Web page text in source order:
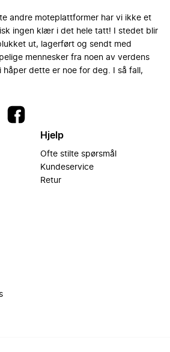
andre moteplattformer har vi ikke et
ingen klær i det hele tatt! I stedet blir
ut, lagerført og sendt med
mennesker fra noen av verdens
håper dette er noe for deg. I så fall,
Hjelp
Ofte stilte spørsmål
Kundeservice
Retur